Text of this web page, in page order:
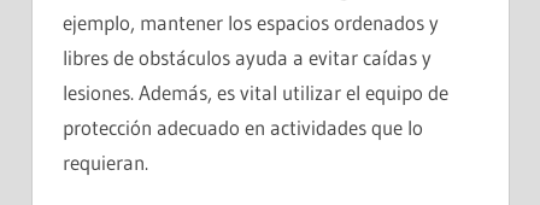
ejemplo, mantener los espacios ordenados y
libres de obstáculos ayuda a evitar caídas y
lesiones. Además, es vital utilizar el equipo de
protección adecuado en actividades que lo
requieran.